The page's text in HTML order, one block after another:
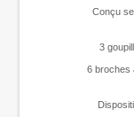
Conçu
3
6 broches